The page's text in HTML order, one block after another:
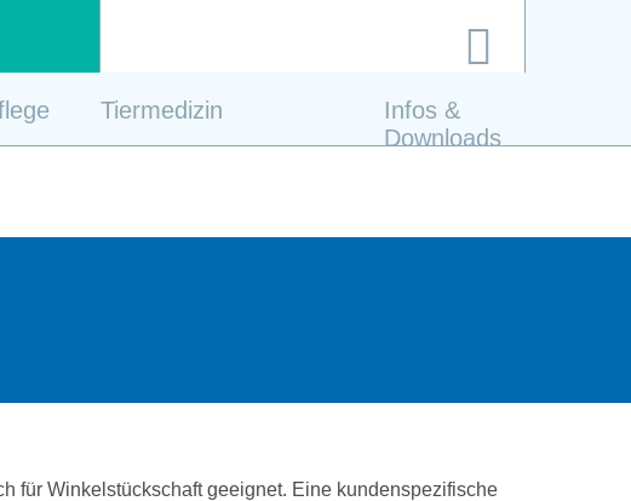
Tiermedizin
Infos &
Downloads
für Winkelstückschaft geeignet. Eine kundenspezifische